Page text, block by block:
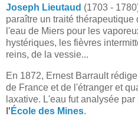
Joseph Lieutaud (1703 -
paraître un traité
l'eau de Miers pour les
hystériques, les fièvres
reins, de la vessie...
En 1872, Ernest Barrault
de France et de l'étranger et
laxative. L'eau fut analysée
l' École des Mines.